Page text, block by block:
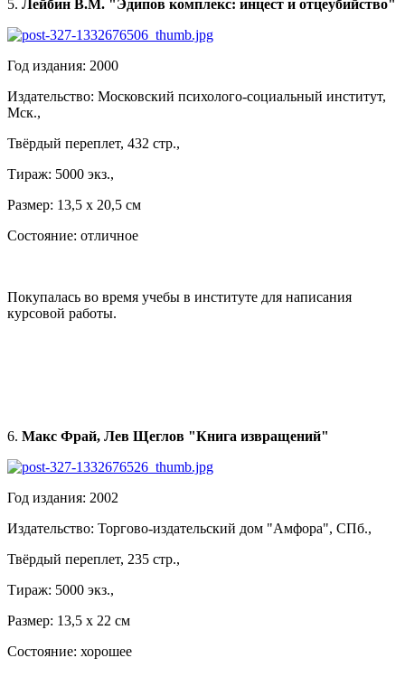
5. Лейбин В.М. "Эдипов комплекс: инцест и отцеубийство"
Год издания: 2000
Издательство: Московский психолого-социальный институт,
Мск.,
Твёрдый переплет, 432 стр.,
Тираж: 5000 экз.,
Размер: 13,5 х 20,5 см
Состояние: отличное
Покупалась во время учебы в институте для написания
курсовой работы.
6. Макс Фрай, Лев Щеглов "Книга извращений"
Год издания: 2002
Издательство: Торгово-издательский дом "Амфора", СПб.,
Твёрдый переплет, 235 стр.,
Тираж: 5000 экз.,
Размер: 13,5 х 22 см
Состояние: хорошее